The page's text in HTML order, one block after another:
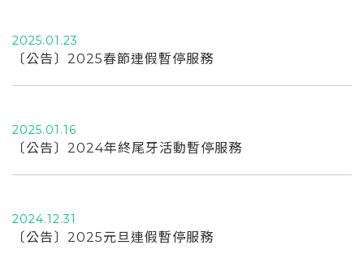
Israel
Lithuania
Malaysia
Montenegro
2025.01.23
〔公告〕2025春節連假暫停服務
2025.01.16
〔公告〕2024年終尾牙活動暫停服務
2024.12.31
〔公告〕2025元旦連假暫停服務